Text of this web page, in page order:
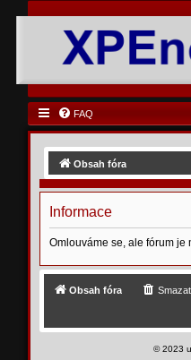
FAQ
Obsah fóra
Informace
Omlouváme se, ale fórum
Obsah fóra
©2023